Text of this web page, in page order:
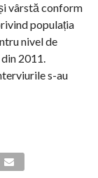
vârstă conform
populația
nivel de
2011.
s-au